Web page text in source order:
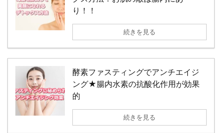
り！！
続きを見る
酵素ファスティングでアンチエイジ
ング★腸内水素の抗酸化作用が効果
的
続きを見る